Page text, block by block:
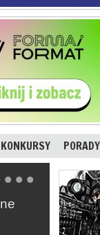
KONKURSY